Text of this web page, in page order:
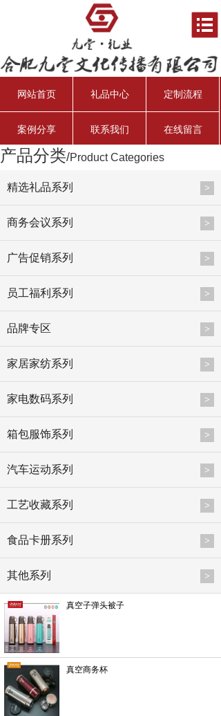
网站首页 礼品中心 定制流程
案例分享 联系我们 在线留言
资产管理经理 行业分析师 资深投资总监
产品分类/Product Categories
精选礼品系列 >
商务会议系列 >
广告促销系列 >
员工福利系列 >
品牌专区 >
家居家纺系列 >
家电数码系列 >
箱包服饰系列 >
汽车运动系列 >
工艺收藏系列 >
食品卡册系列 >
其他系列 >
真空子弹头被子
真空商务杯